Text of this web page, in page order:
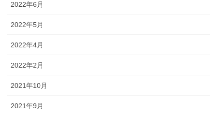
2022年6月
2022年5月
2022年4月
2022年2月
2021年10月
2021年9月